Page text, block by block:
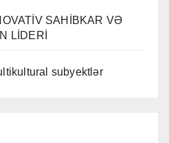
SAHİBKAR VƏ
LİDERİ
subyektlər